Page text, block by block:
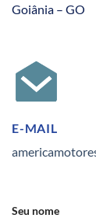
Goiânia – GO
E-MAIL
Seu nome